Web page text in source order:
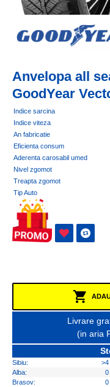
Anvelopa all
GoodYear
Indice sarcina
Indice viteza
An fabricatie
Eficienta consum
Aderenta carosabil umed
Nivel zgomot
Treapta zgomot
Tip Auto
Livrare
(in aria
Sibiu: >4
Alba:
0
Brasov:
0